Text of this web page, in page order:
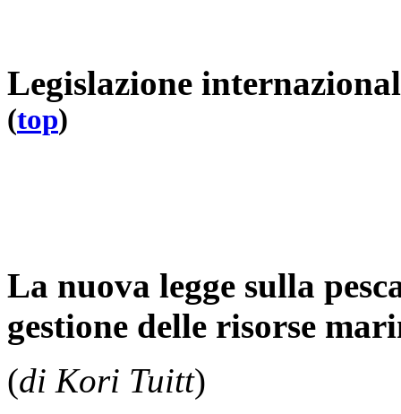
Legislazione
(top)
La nuova legge sulla
gestione delle risorse
(di Kori Tuitt)